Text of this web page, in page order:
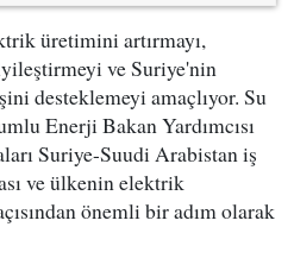
üretimini artırmayı,
ve Suriye'nin
desteklemeyi amaçlıyor. Su
Enerji Bakan Yardımcısı
Suriye-Suudi Arabistan iş
ve ülkenin elektrik
önemli bir adım olarak